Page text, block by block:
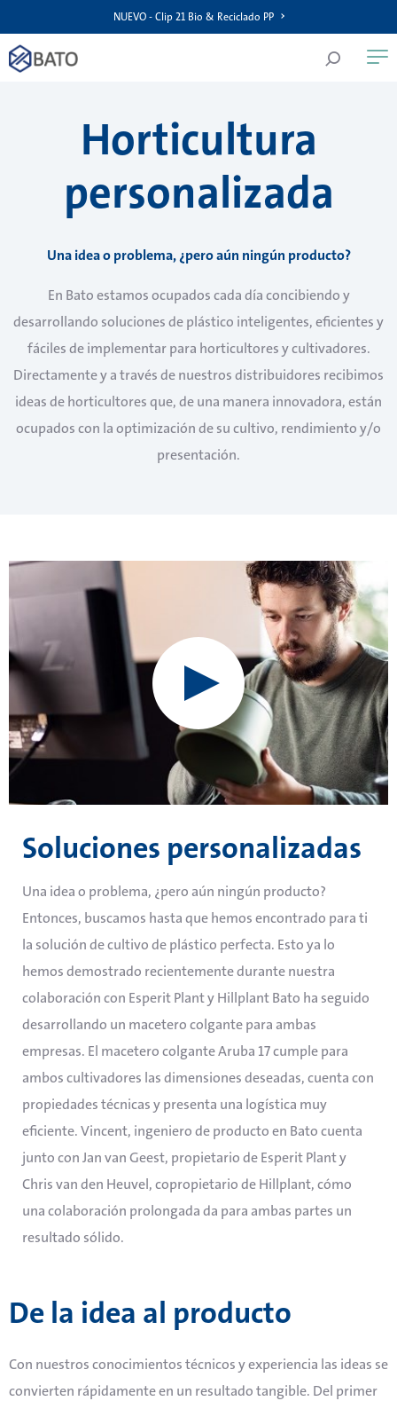
NUEVO - Clip 21 Bio & Reciclado PP
Horticultura
personalizada
Una idea o problema, ¿pero aún ningún producto?
En Bato estamos ocupados cada día concibiendo y
desarrollando soluciones de plástico inteligentes, eficientes y
fáciles de implementar para horticultores y cultivadores.
Directamente y a través de nuestros distribuidores recibimos
ideas de horticultores que, de una manera innovadora, están
ocupados con la optimización de su cultivo, rendimiento y/o
presentación.
Soluciones personalizadas
Una idea o problema, ¿pero aún ningún producto?
Entonces, buscamos hasta que hemos encontrado para ti
la solución de cultivo de plástico perfecta. Esto ya lo
hemos demostrado recientemente durante nuestra
colaboración con Esperit Plant y HillplantBato ha seguido
desarrollando un macetero colgante para ambas
empresas. El macetero colgante Aruba 17 cumple para
ambos cultivadores las dimensiones deseadas, cuenta con
propiedades técnicas y presenta una logística muy
eficiente.Vincent, ingeniero de producto en Bato cuenta
junto con Jan van Geest, propietario de Esperit Plant y
Chris van den Heuvel, copropietario de Hillplant, cómo
una colaboración prolongada da para ambas partes un
resultado sólido.
De la idea al producto
Con nuestros conocimientos técnicos y experiencia las ideas se
convierten rápidamente en un resultado tangible. Del primer